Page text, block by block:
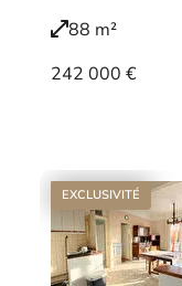
88 m²
242 000 €
EXCLUSIVITÉ